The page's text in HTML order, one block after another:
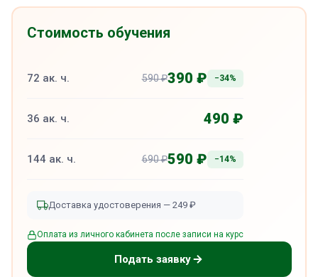
Стоимость обучения
72 ак. ч. 590 ₽390 ₽ −34%
36 ак. ч. 490 ₽
144 ак. ч. 690 ₽590 ₽ −14%
Доставка удостоверения — 249 ₽
Оплата из личного кабинета после записи на курс
Подать заявку